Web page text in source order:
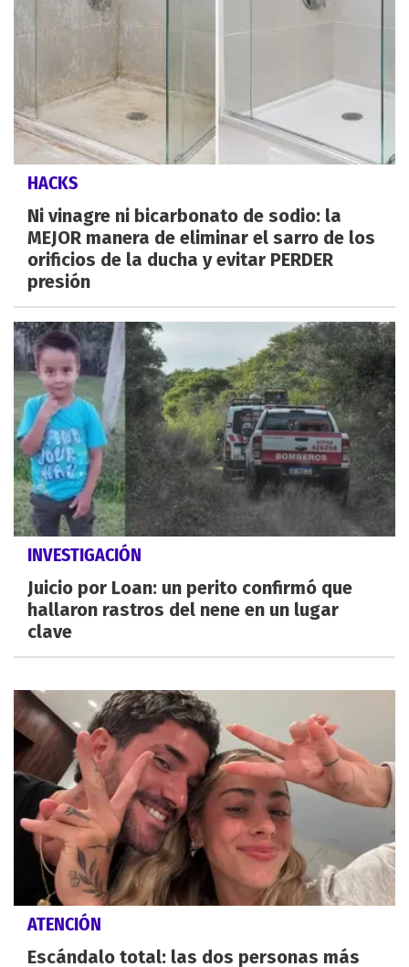
HACKS
Ni vinagre ni bicarbonato de sodio: la
MEJOR manera de eliminar el sarro de los
orificios de la ducha y evitar PERDER
presión
INVESTIGACIÓN
Juicio por Loan: un perito confirmó que
hallaron rastros del nene en un lugar
clave
ATENCIÓN
Escándalo total: las dos personas más